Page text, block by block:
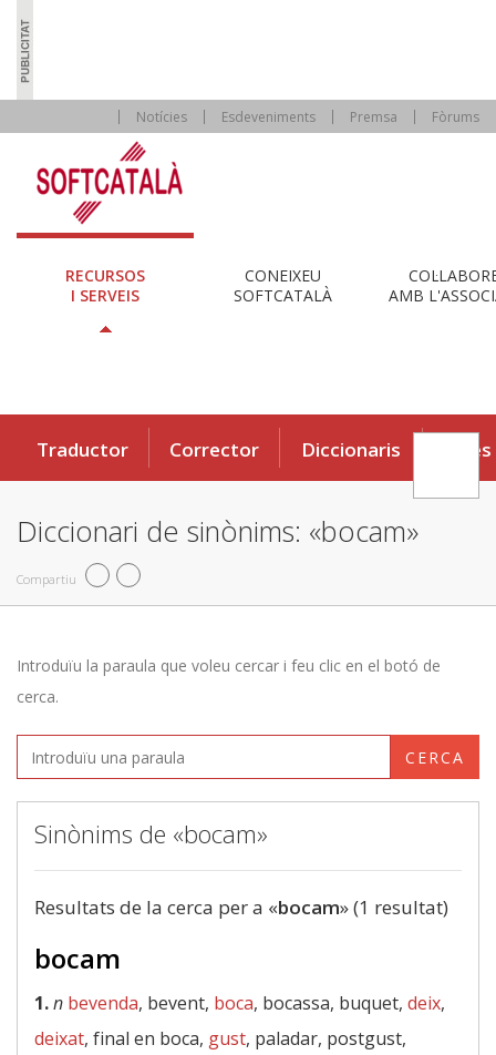
Notícies Esdeveniments Premsa Fòrums
RECURSOS
I SERVEIS
CONEIXEU
SOFTCATALÀ
AMB
Traductor Corrector Diccionaris Eines
Diccionari de sinònims: «bocam»
Compartiu
Introduïu la paraula que voleu cercar i feu clic en el botó de
cerca.
CERCA
Sinònims de «bocam»
Resultats de la cerca per a «bocam» (1 resultat)
bocam
1.n bevenda, bevent, boca, bocassa, buquet, deix,
deixat, final en boca, gust, paladar, postgust,